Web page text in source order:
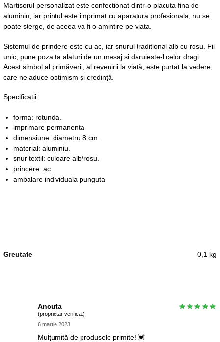
Martisorul personalizat este confectionat dintr-o placuta fina de
aluminiu, iar printul este imprimat cu aparatura profesionala, nu se
poate sterge, de aceea va fi o amintire pe viata.
Sistemul de prindere este cu ac, iar snurul traditional alb cu rosu. Fii
unic, pune poza ta alaturi de un mesaj si daruieste-l celor dragi.
Acest simbol al primăverii, al revenirii la viață, este purtat la vedere,
care ne aduce optimism și credință.
Specificatii:
forma: rotunda.
imprimare permanenta
dimensiune: diametru 8 cm.
material: aluminiu.
snur textil: culoare alb/rosu.
prindere: ac.
ambalare individuala punguta
Greutate 0,1 kg
Ancuta
(proprietar verificat)
6 martie 2023
Mulțumită de produsele primite! 💓